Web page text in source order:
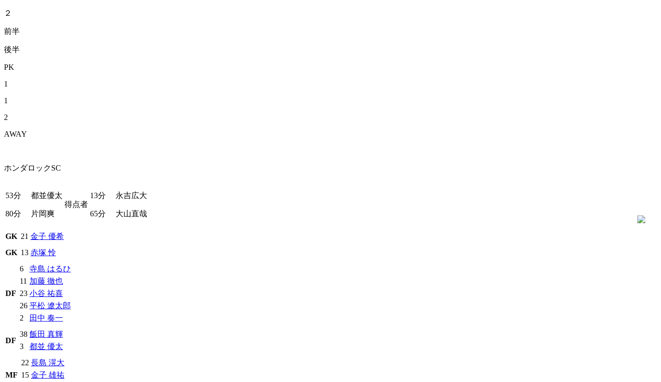
２
前半
後半
PK
1
1
2
AWAY
ホンダロックSC
53分 都並優太
80分 片岡爽
得点者
13分 永吉広大
65分 大山直哉
GK 21 金子 優希
GK 13 赤塚 怜
DF
6
寺島 はるひ
11 加藤 徹也
23 小谷 祐喜
26 平松 遼太郎
2
田中 奏一
DF
38 飯田 真輝
3
都並 優太
MF
22 長島 滉大
15 金子 雄祐